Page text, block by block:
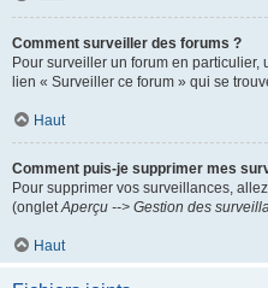
Comment surveiller des forums ?
Pour surveiller un forum en
lien « Surveiller ce forum » qui se
Haut
Comment puis-je supprimer mes
Pour supprimer vos surveillances,
(ongletAperçu --> Gestion des
Haut